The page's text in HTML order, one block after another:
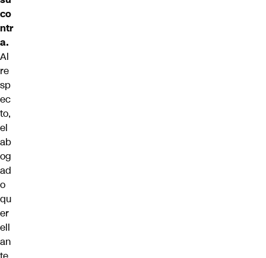
co
ntr
a.
Al
re
sp
ec
to,
el
ab
og
ad
o
qu
er
ell
an